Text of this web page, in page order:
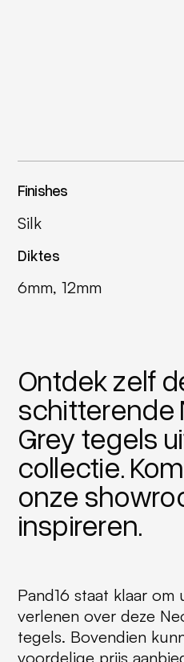
Finishes
Silk
Diktes
6mm, 12mm
Ontdek zelf
schitterende
Grey tegels
collectie.
onze
inspireren.
Pand16 staat klaar
verlenen over deze
tegels. Bovendien
voordelige prijs